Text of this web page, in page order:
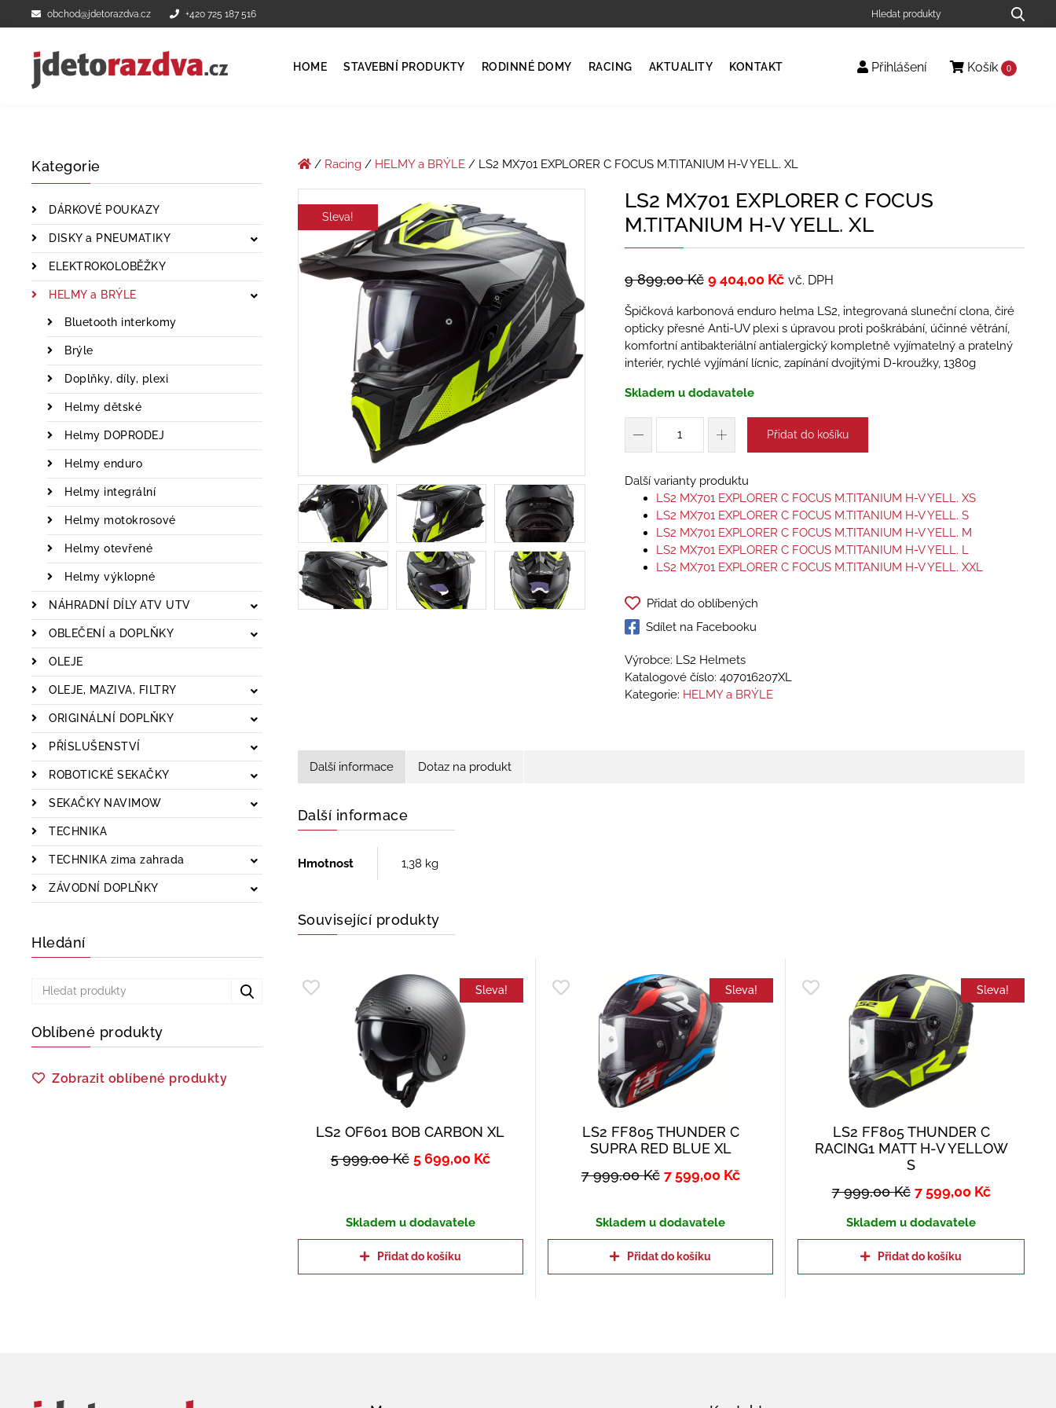
obchod@jdetorazdva.cz +420 725 187 516
HOME STAVEBNÍ PRODUKTY RODINNÉ DOMY RACING AKTUALITY KONTAKT Přihlášení Košík 0
Kategorie
DÁRKOVÉ POUKAZY
DISKY a PNEUMATIKY
ELEKTROKOLOBĚŽKY
HELMY a BRÝLE
Bluetooth interkomy
Brýle
Doplňky, díly, plexi
Helmy dětské
Helmy DOPRODEJ
Helmy enduro
Helmy integrální
Helmy motokrosové
Helmy otevřené
Helmy výklopné
NÁHRADNÍ DÍLY ATV UTV
OBLEČENÍ a DOPLŇKY
OLEJE
OLEJE, MAZIVA, FILTRY
ORIGINÁLNÍ DOPLŇKY
PŘÍSLUŠENSTVÍ
ROBOTICKÉ SEKAČKY
SEKAČKY NAVIMOW
TECHNIKA
TECHNIKA zima zahrada
ZÁVODNÍ DOPLŇKY
Hledání
Oblíbené produkty
Zobrazit oblíbené produkty
/ Racing/ HELMY a BRÝLE/ LS2 MX701 EXPLORER C FOCUS M.TITANIUM H-V YELL. XL
Sleva!
LS2 MX701 EXPLORER C FOCUS
M.TITANIUM H-V YELL. XL
9 899,00Kč 9 404,00 Kč vč. DPH
Špičková karbonová enduro helma LS2, integrovaná sluneční clona, čiré
opticky přesné Anti-UV plexi s úpravou proti poškrábání, účinné větrání,
komfortní antibakteriální antialergický kompletně vyjímatelný a pratelný
interiér, rychlé vyjímání lícnic, zapínání dvojitými D-kroužky, 1380g
Skladem u dodavatele
Přidat do košíku
Další varianty produktu
LS2 MX701 EXPLORER C FOCUS M.TITANIUM H-V YELL. XS
LS2 MX701 EXPLORER C FOCUS M.TITANIUM H-V YELL. S
LS2 MX701 EXPLORER C FOCUS M.TITANIUM H-V YELL. M
LS2 MX701 EXPLORER C FOCUS M.TITANIUM H-V YELL. L
LS2 MX701 EXPLORER C FOCUS M.TITANIUM H-V YELL. XXL
Přidat do oblíbených
Sdílet na Facebooku
Výrobce: LS2 Helmets
Katalogové číslo: 407016207XL
Kategorie: HELMY a BRÝLE
Další informace Dotaz na produkt
Další informace
Hmotnost 1,38 kg
Související produkty
Sleva!
LS2 OF601 BOB CARBON XL
5 999,00Kč 5 699,00 Kč
Skladem u dodavatele
Přidat do košíku
Sleva!
LS2 FF805 THUNDER C
SUPRA RED BLUE XL
7 999,00Kč 7 599,00 Kč
Skladem u dodavatele
Přidat do košíku
Sleva!
LS2 FF805 THUNDER C
RACING1 MATT H-V YELLOW
S
7 999,00Kč 7 599,00 Kč
Skladem u dodavatele
Přidat do košíku